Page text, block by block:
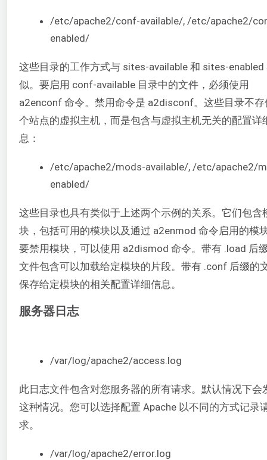
/etc/apache2/conf-available/, /etc/apache2/
enabled/
这些目录的工作方式与 sites-available 和 sites-enabled
似。要启用 conf-available 目录中的文件，必须使用
a2enconf 命令。禁用命令是 a2disconf。这些目录不存
个站点的虚拟主机，而是包含与虚拟主机无关的配置详
息：
/etc/apache2/mods-available/, /etc/apache2/
enabled/
这些目录也具有类似于上述两个示例的关系。它们包含
块，包括可用的模块以及通过 a2enmod 命令启用的模
要禁用模块，可以使用 a2dismod 命令。带有 .load 后
文件包含可以加载给定模块的片段。带有 .conf 后缀的
保存给定模块的相关配置详细信息。
服务器日志
/var/log/apache2/access.log
此日志文件包含对您服务器的所有请求。默认情况下会
这种情况。您可以选择配置 Apache 以不同的方式记录
求。
/var/log/apache2/error.log